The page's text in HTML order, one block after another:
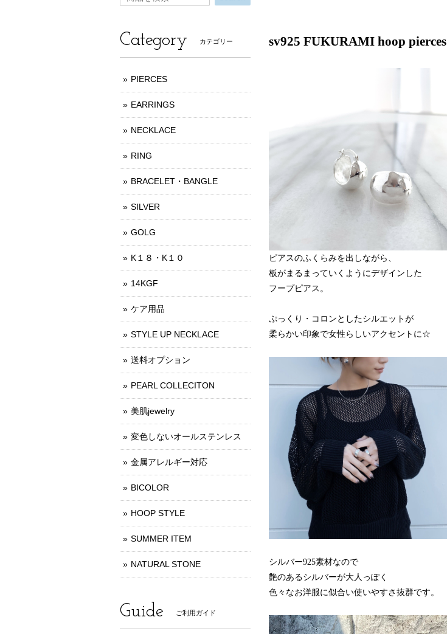
sv925 FUKURAMI hoop pierces
ピアスのふくらみを出しながら、
板がまるまっていくようにデザインした
フープピアス。
ぷっくり・コロンとしたシルエットが
柔らかい印象で女性らしいアクセントに☆
シルバー925素材なので
艶のあるシルバーが大人っぽく
色々なお洋服に似合い使いやすさ抜群です。
Category カテゴリー
PIERCES
EARRINGS
NECKLACE
RING
BRACELET・BANGLE
SILVER
GOLG
K１８・K１０
14KGF
ケア用品
STYLE UP NECKLACE
送料オプション
PEARL COLLECITON
美肌jewelry
変色しないオールステンレス
金属アレルギー対応
BICOLOR
HOOP STYLE
SUMMER ITEM
NATURAL STONE
Guide ご利用ガイド